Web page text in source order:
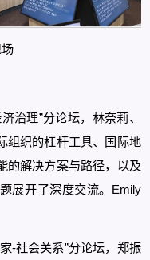
治理”分论坛，林奈莉、
组织的杠杆工具、国际地
的解决方案与路径，以及
展开了深度交流。Emily
-社会关系”分论坛，郑振